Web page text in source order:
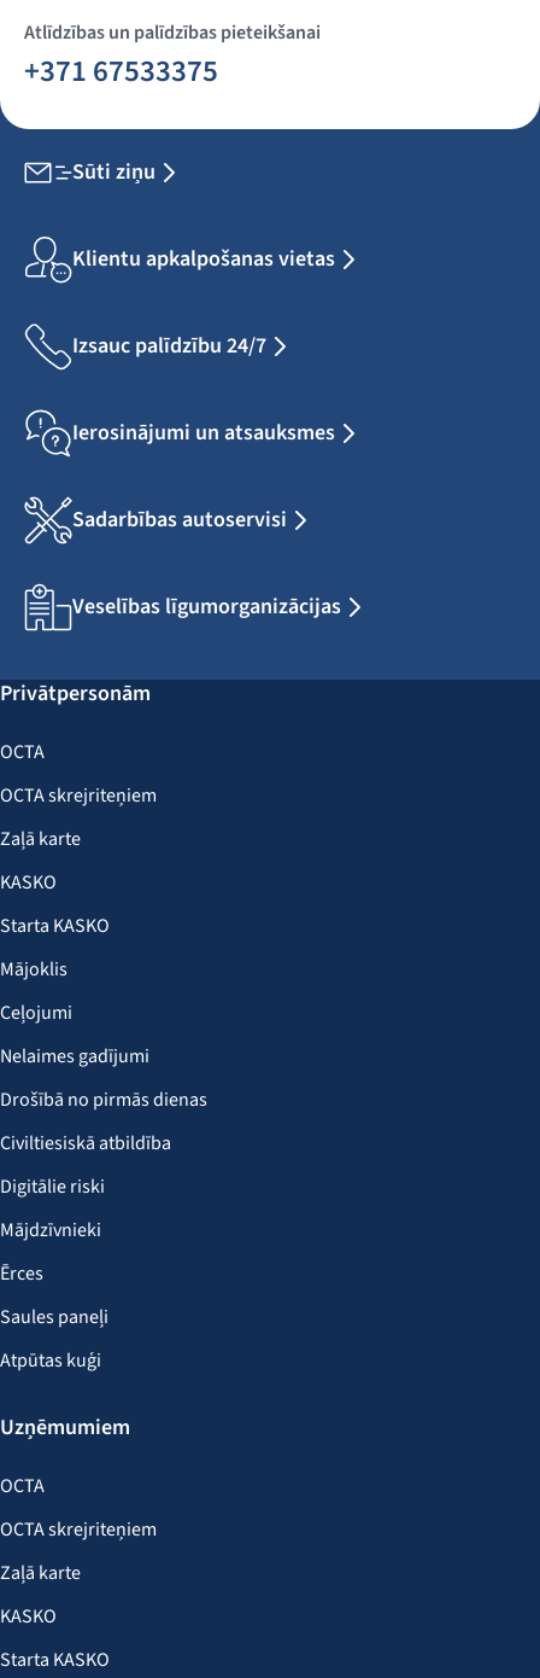
Atlīdzības un palīdzības pieteikšanai
+371 67533375
Sūti ziņu
Klientu apkalpošanas vietas
Izsauc palīdzību 24/7
Ierosinājumi un atsauksmes
Sadarbības autoservisi
Veselības līgumorganizācijas
Privātpersonām
OCTA
OCTA skrejriteņiem
Zaļā karte
KASKO
Starta KASKO
Mājoklis
Ceļojumi
Nelaimes gadījumi
Drošībā no pirmās dienas
Civiltiesiskā atbildība
Digitālie riski
Mājdzīvnieki
Ērces
Saules paneļi
Atpūtas kuģi
Uzņēmumiem
OCTA
OCTA skrejriteņiem
Zaļā karte
KASKO
Starta KASKO